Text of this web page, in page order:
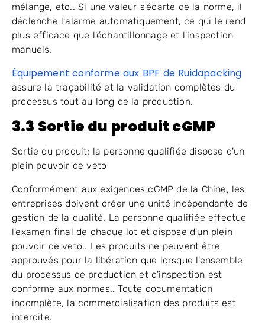
mélange, etc.. Si une valeur s'écarte de la norme, il
déclenche l'alarme automatiquement, ce qui le rend
plus efficace que l'échantillonnage et l'inspection
manuels.
Équipement conforme aux BPF de Ruidapacking
assure la traçabilité et la validation complètes du
processus tout au long de la production.
3.3 Sortie du produit cGMP
Sortie du produit: la personne qualifiée dispose d'un
plein pouvoir de veto
Conformément aux exigences cGMP de la Chine, les
entreprises doivent créer une unité indépendante de
gestion de la qualité. La personne qualifiée effectue
l'examen final de chaque lot et dispose d'un plein
pouvoir de veto.. Les produits ne peuvent être
approuvés pour la libération que lorsque l'ensemble
du processus de production et d'inspection est
conforme aux normes.. Toute documentation
incomplète, la commercialisation des produits est
interdite.